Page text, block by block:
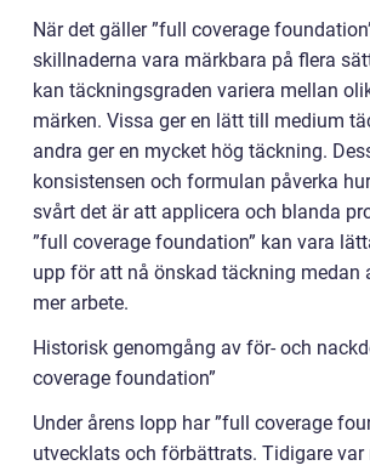
När det gäller ”full coverage
skillnaderna vara märkbara på flera
kan täckningsgraden variera mellan
märken. Vissa ger en lätt till medium
andra ger en mycket hög täckning.
konsistensen och formulan påverka
svårt det är att applicera och blanda
”full coverage foundation” kan vara
upp för att nå önskad täckning medan
mer arbete.
Historisk genomgång av för- och
coverage foundation”
Under årens lopp har ”full coverage
utvecklats och förbättrats. Tidigare var